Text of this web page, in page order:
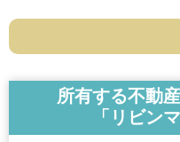
所有する不動
「リビン